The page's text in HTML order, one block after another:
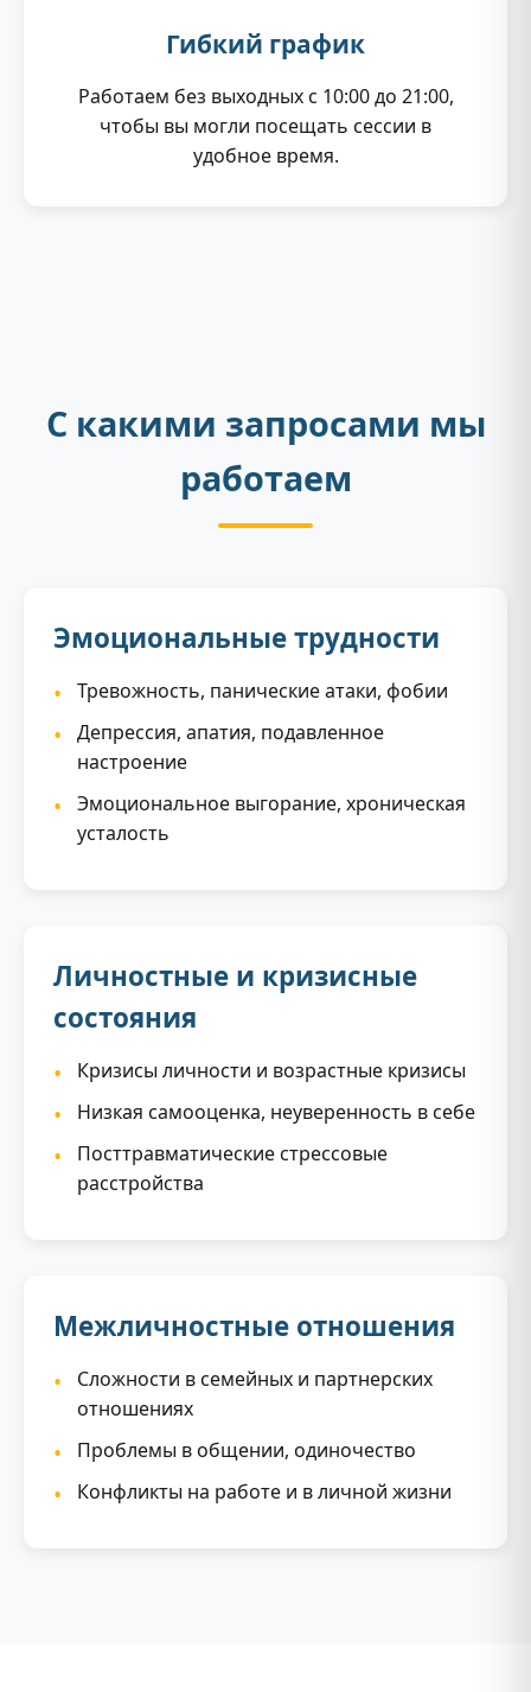
Гибкий график
Работаем без выходных с 10:00 до 21:00,
чтобы вы могли посещать сессии в
удобное время.
С какими запросами мы
работаем
Эмоциональные трудности
Тревожность, панические атаки, фобии
Депрессия, апатия, подавленное
настроение
Эмоциональное выгорание, хроническая
усталость
Личностные и кризисные
состояния
Кризисы личности и возрастные кризисы
Низкая самооценка, неуверенность в себе
Посттравматические стрессовые
расстройства
Межличностные отношения
Сложности в семейных и партнерских
отношениях
Проблемы в общении, одиночество
Конфликты на работе и в личной жизни